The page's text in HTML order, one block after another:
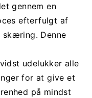
gennem en
efterfulgt af
Denne
udelukker alle
for at give et
på mindst